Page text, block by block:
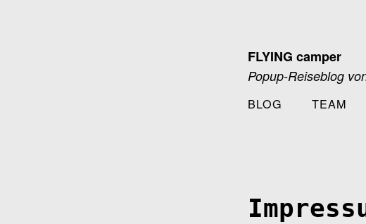
FLYING camper
Popup-Reiseblog
BLOG TEAM